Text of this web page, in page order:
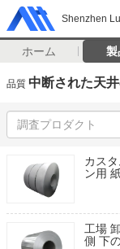
Shenzhen
ホーム 製
品質 中断された天
カス
ン用
工場
側 下